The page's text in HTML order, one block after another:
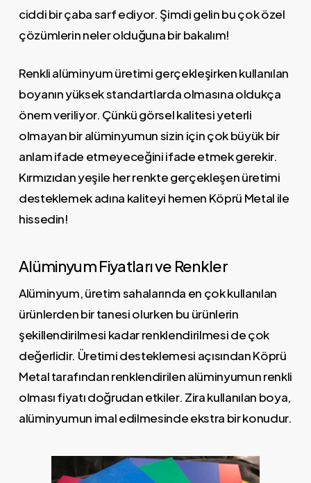
ciddi bir çaba sarf ediyor. Şimdi gelin bu çok özel
çözümlerin neler olduğuna bir bakalım!
Renkli alüminyum üretimi gerçekleşirken kullanılan
boyanın yüksek standartlarda olmasına oldukça
önem veriliyor. Çünkü görsel kalitesi yeterli
olmayan bir alüminyumun sizin için çok büyük bir
anlam ifade etmeyeceğini ifade etmek gerekir.
Kırmızıdan yeşile her renkte gerçekleşen üretimi
desteklemek adına kaliteyi hemen Köprü Metal ile
hissedin!
Alüminyum Fiyatları ve Renkler
Alüminyum, üretim sahalarında en çok kullanılan
ürünlerden bir tanesi olurken bu ürünlerin
şekillendirilmesi kadar renklendirilmesi de çok
değerlidir. Üretimi desteklemesi açısından Köprü
Metal tarafından renklendirilen alüminyumun renkli
olması fiyatı doğrudan etkiler. Zira kullanılan boya,
alüminyumun imal edilmesinde ekstra bir konudur.